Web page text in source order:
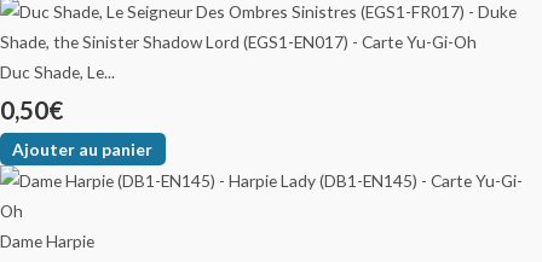
Duc Shade, Le...
0,50€
Ajouter au panier
Dame Harpie